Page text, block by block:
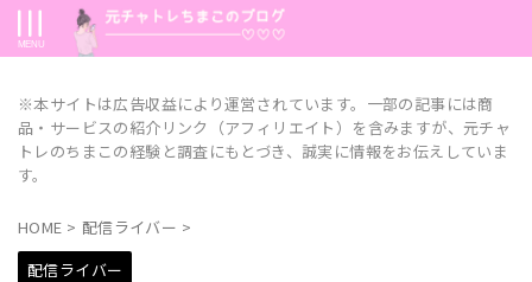
※本サイトは広告収益により運営されています。一部の記事には商
品・サービスの紹介リンク（アフィリエイト）を含みますが、元チャ
トレのちまこの経験と調査にもとづき、誠実に情報をお伝えしていま
す。
HOME > 配信ライバー >
配信ライバー